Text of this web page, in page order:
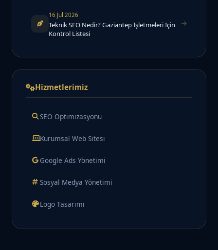
16 Jul 2026
Teknik SEO Nedir? Gaziantep İşletmeleri İçin
Kontrol Listesi
Hizmetlerimiz
SEO Optimizasyonu
Kurumsal Web Sitesi
Google Ads Yönetimi
Sosyal Medya Yönetimi
Logo Tasarımı